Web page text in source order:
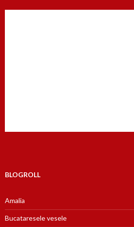
BLOGROLL
Amalia
Bucataresele vesele